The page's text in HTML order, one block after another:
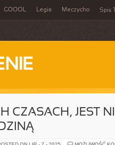
GOOOL Legia Meczycho Spis
CZASACH, JEST